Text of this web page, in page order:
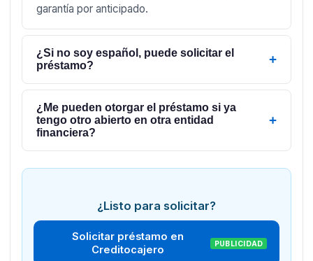
garantía por anticipado.
¿Si no soy español, puede solicitar el
préstamo?
+
¿Me pueden otorgar el préstamo si ya
tengo otro abierto en otra entidad
financiera?
+
¿Listo para solicitar?
Solicitar préstamo en
Creditocajero
PUBLICIDAD